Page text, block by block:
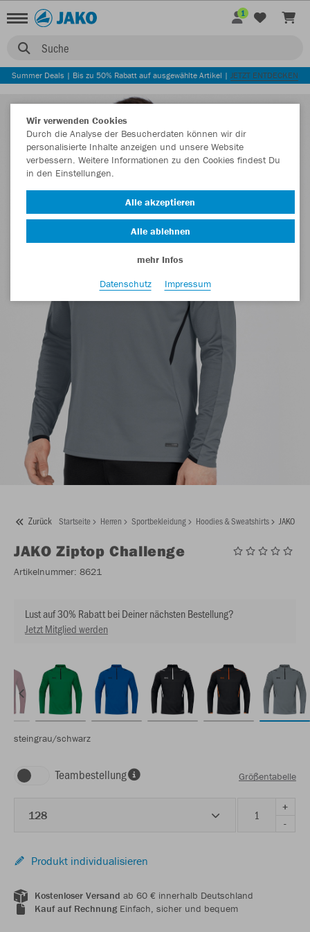
Suche
1
Summer Deals | Bis zu 50% Rabatt auf ausgewählte Artikel | JETZT ENTDECKEN
Zurück Startseite Herren Sportbekleidung Hoodies & Sweatshirts JAKO
JAKO Ziptop Challenge
Artikelnummer: 8621
Lust auf 30% Rabatt bei Deiner nächsten Bestellung?
Jetzt Mitglied werden
steingrau/schwarz
Teambestellung Größentabelle
128
+
-
Produkt individualisieren
Kostenloser Versand ab 60 € innerhalb Deutschland
Kauf auf RechnungEinfach, sicher und bequem
Wir verwenden Cookies
Durch die Analyse der Besucherdaten können wir dir
personalisierte Inhalte anzeigen und unsere Website
verbessern. Weitere Informationen zu den Cookies findest Du
in den Einstellungen.
Alle akzeptieren
Alle ablehnen
mehr Infos
Datenschutz
Impressum